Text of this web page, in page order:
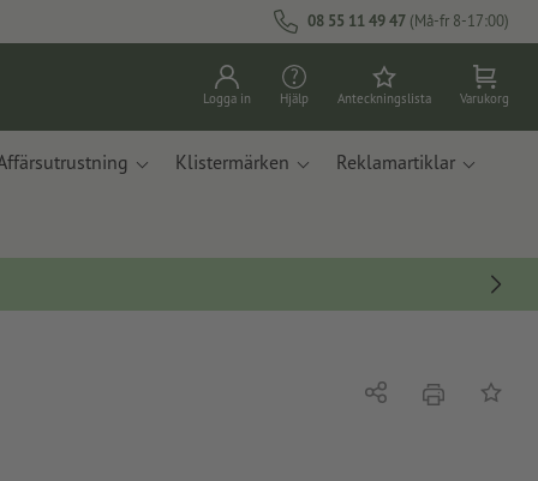
08 55 11 49 47 (Må-fr 8-17:00)
Logga in Hjälp Anteckningslista Varukorg
Klistermärken Reklamartiklar
Dela erbjudande
På